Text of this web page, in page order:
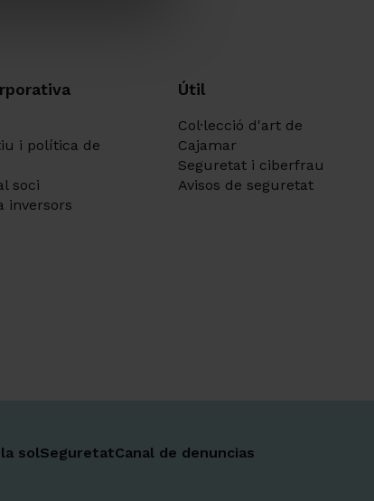
i política de
soci
inversors
Útil
Col·lecció d'art de
Cajamar
Seguretat i ciberfrau
Avisos de seguretat
solSeguretatCanal de denuncias